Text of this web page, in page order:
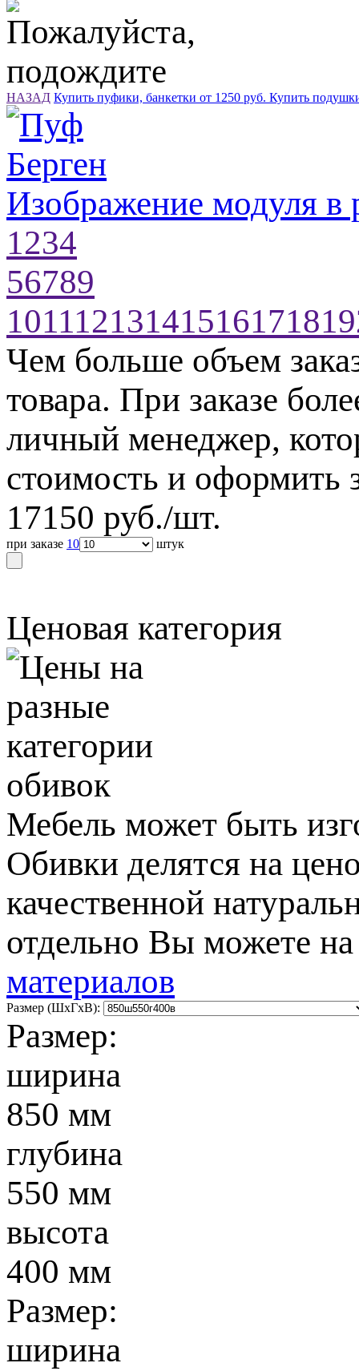
НАЗАД Купить пуфики, банкетки от 1250 руб. Купить
Изображение модуля в
1234
56789
10111213141516171819
Чем больше объем
товара. При заказе
личный менеджер,
стоимость и оформить
17150 руб./шт.
при заказе 10 штук
Ценовая категория
Мебель может быть
Обивки делятся на
качественной
отдельно Вы можете
материалов
Размер (ШxГxВ):
Размер:
ширина
850 мм
глубина
550 мм
высота
400 мм
Размер:
ширина